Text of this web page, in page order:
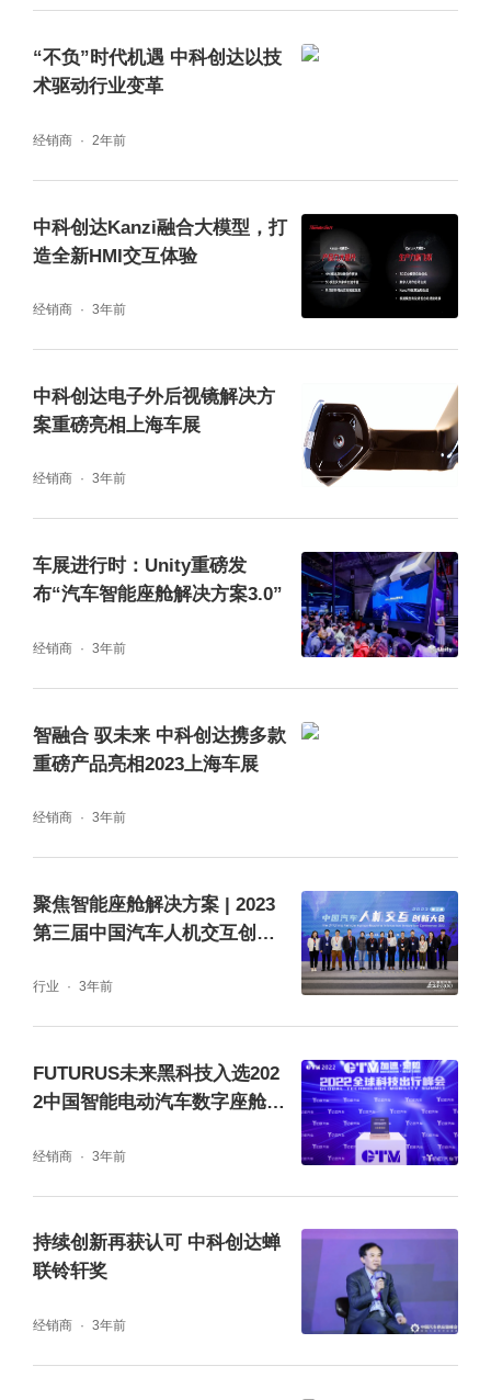
“不负”时代机遇 中科创达以技
术驱动行业变革
经销商 2年前
中科创达Kanzi融合大模型，打
造全新HMI交互体验
经销商 3年前
中科创达电子外后视镜解决方
案重磅亮相上海车展
经销商 3年前
车展进行时：Unity重磅发
布“汽车智能座舱解决方案3.0”
经销商 3年前
智融合 驭未来 中科创达携多款
重磅产品亮相2023上海车展
经销商 3年前
聚焦智能座舱解决方案 | 2023
第三届中国汽车人机交互创新
行业 3年前
FUTURUS未来黑科技入选202
2中国智能电动汽车数字座舱优
经销商 3年前
持续创新再获认可 中科创达蝉
联铃轩奖
经销商 3年前